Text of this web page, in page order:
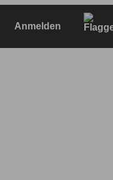
Anmelden